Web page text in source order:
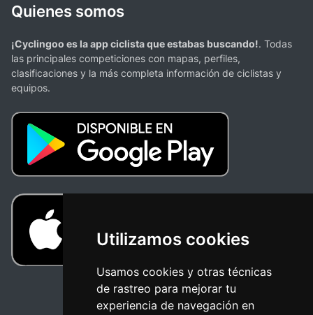
Utilizamos cookies
Usamos cookies y otras técnicas
de rastreo para mejorar tu
experiencia de navegación en
Quienes somos
¡Cyclingoo es la app ciclista que estabas buscando!. Todas
las principales competiciones con mapas, perfiles,
clasificaciones y la más completa información de ciclistas y
equipos.